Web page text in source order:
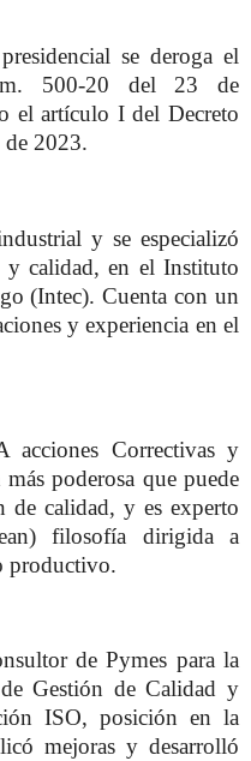
se deroga el
500-20 del 23 de
el artículo I del Decreto
2023.
y se especializó
y calidad, en el Instituto
(Intec). Cuenta con un
y experiencia en el
acciones Correctivas y
poderosa que puede
de calidad, y es experto
filosofía dirigida a
productivo.
de Pymes para la
Gestión de Calidad y
ISO, posición en la
mejoras y desarrolló